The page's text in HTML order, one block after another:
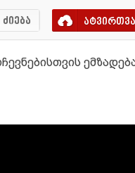
ატვირთვა